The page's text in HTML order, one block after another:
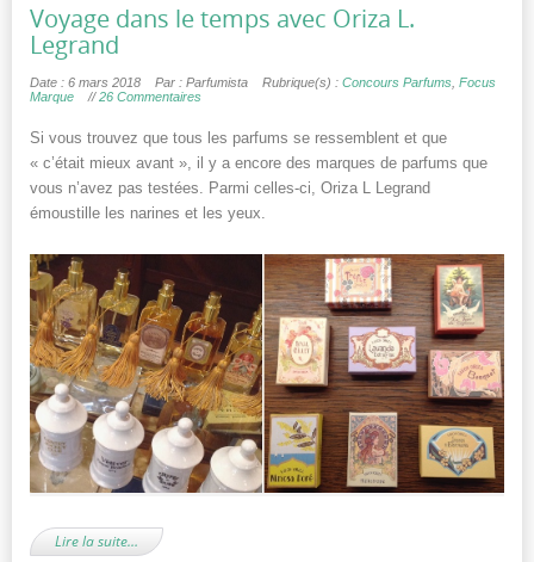
Voyage dans le temps avec Oriza L.
Legrand
Date : 6 mars 2018 Par : Parfumista Rubrique(s) : Concours Parfums Focus
Marque
//26 Commentaires
Si vous trouvez que tous les parfums se ressemblent et que
« c’était mieux avant », il y a encore des marques de parfums que
vous n’avez pas testées. Parmi celles-ci, Oriza L Legrand
émoustille les narines et les yeux.
Lire la suite…